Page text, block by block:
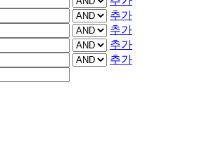
추가
추가
추가
추가